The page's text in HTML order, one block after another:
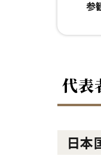
参
代表
日本